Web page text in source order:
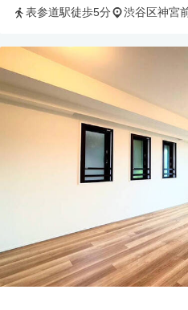
表参道駅徒歩5分
渋谷区神宮